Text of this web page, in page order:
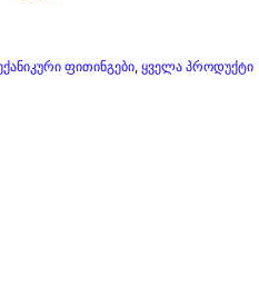
ფითინგები, ყველა პროდუქტი